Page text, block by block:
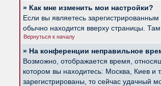
» Как мне изменить мои настройки?
Если вы являетесь
обычно находится вверху страницы.
Вернуться к началу
» На конференции неправильное
Возможно, отображается время,
котором вы находитесь: Москва, Киев и
зарегистрированы, то сейчас удачный